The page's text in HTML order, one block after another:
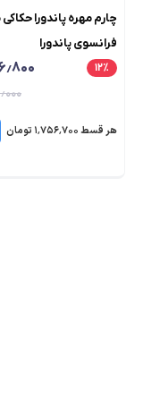
چارم مهره پاندورا
فرانسوی پاندورا
۱۲٪
هر قسط ۱٬۷۵۶٬۷۰۰ تومان